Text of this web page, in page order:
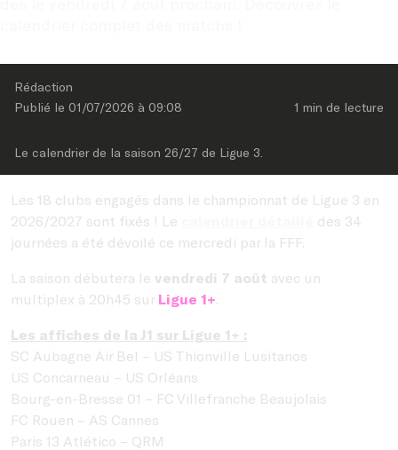
Rédaction
Publié le 01/07/2026 à 09:08 1 min de lecture
Le calendrier de la saison 26/27 de Ligue 3.
Les 18 clubs engagés dans le championnat de Ligue 3 en
2026/2027 sont fixés ! Le
des 34
journées a été dévoilé ce mercredi par la FFF.
La saison débutera le vendredi 7 août avec un
multiplex à 20h45 sur Ligue 1+.
Les affiches de la J1 sur Ligue 1+ :
SC Aubagne Air Bel – US Thionville Lusitanos
US Concarneau – US Orléans
Bourg-en-Bresse 01 – FC Villefranche Beaujolais
FC Rouen – AS Cannes
Paris 13 Atlético – QRM